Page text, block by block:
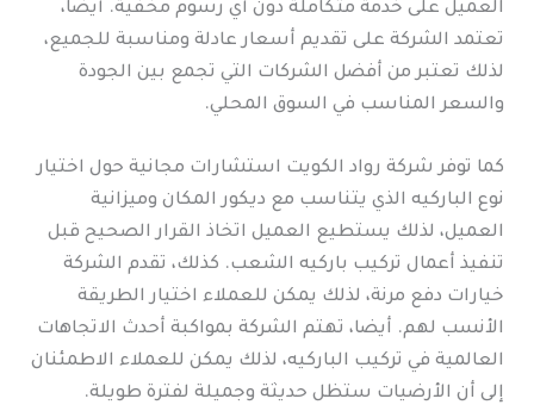
العميل على خدمة متكاملة دون أي رسوم مخفية. أيضا،
تعتمد الشركة على تقديم أسعار عادلة ومناسبة للجميع،
لذلك تعتبر من أفضل الشركات التي تجمع بين الجودة
والسعر المناسب في السوق المحلي.
كما توفر شركة رواد الكويت استشارات مجانية حول اختيار
نوع الباركيه الذي يتناسب مع ديكور المكان وميزانية
العميل، لذلك يستطيع العميل اتخاذ القرار الصحيح قبل
تنفيذ أعمال تركيب باركيه الشعب. كذلك، تقدم الشركة
خيارات دفع مرنة، لذلك يمكن للعملاء اختيار الطريقة
الأنسب لهم. أيضا، تهتم الشركة بمواكبة أحدث الاتجاهات
العالمية في تركيب الباركيه، لذلك يمكن للعملاء الاطمئنان
إلى أن الأرضيات ستظل حديثة وجميلة لفترة طويلة.